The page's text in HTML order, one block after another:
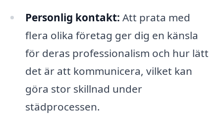
Personlig kontakt: Att prata med
flera olika företag ger dig en känsla
för deras professionalism och hur lätt
det är att kommunicera, vilket kan
göra stor skillnad under
städprocessen.